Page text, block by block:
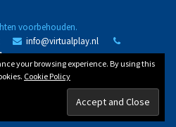
voorbehouden.
info@virtualplay.nl
NL88 BUNQ 2071 3558 81
Privacy Policy
your browsing experience. By using this
Cookie Policy